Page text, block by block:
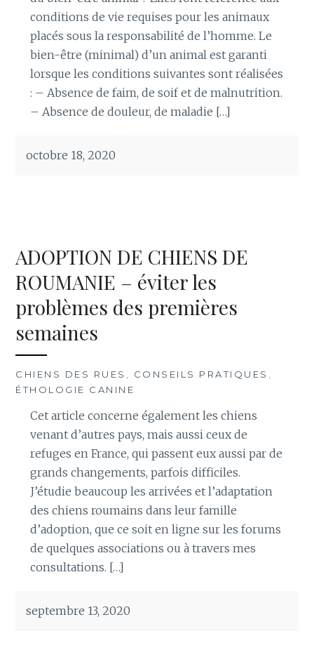
conditions de vie requises pour les animaux
placés sous la responsabilité de l’homme. Le
bien-être (minimal) d’un animal est garanti
lorsque les conditions suivantes sont réalisées
: – Absence de faim, de soif et de malnutrition.
– Absence de douleur, de maladie […]
octobre 18, 2020
ADOPTION DE CHIENS DE
ROUMANIE – éviter les
problèmes des premières
semaines
CHIENS DES RUES CONSEILS PRATIQUES
ÉTHOLOGIE CANINE
Cet article concerne également les chiens
venant d’autres pays, mais aussi ceux de
refuges en France, qui passent eux aussi par de
grands changements, parfois difficiles.
J’étudie beaucoup les arrivées et l’adaptation
des chiens roumains dans leur famille
d’adoption, que ce soit en ligne sur les forums
de quelques associations ou à travers mes
consultations. […]
septembre 13, 2020